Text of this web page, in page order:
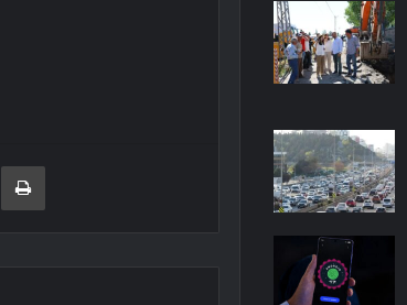
E-Posta ile paylaş Yazdır